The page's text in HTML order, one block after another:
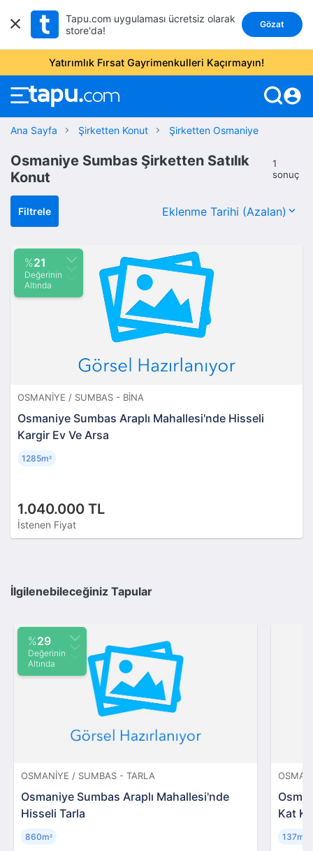
Tapu.com uygulaması ücretsiz olarak
store'da!
Gözat
Yatırımlık Fırsat Gayrimenkulleri Kaçırmayın!
account_circle
Ana Sayfa Şirketten Konut Şirketten Osmaniye
Osmaniye Sumbas Şirketten Satılık
Konut
1
sonuç
Filtrele
%21
Değerinin
Altında
OSMANIYE / SUMBAS - BINA
Osmaniye Sumbas Araplı Mahallesi'nde Hisseli
Kargir Ev Ve Arsa
1.040.000 TL
İstenen Fiyat
1285m²
İlgilenebileceğiniz Tapular
%29
Değerinin
Altında
OSMANIYE / SUMBAS - TARLA
Osmaniye Sumbas Araplı Mahallesi'nde
Hisseli Tarla
860m²
Kat
137m